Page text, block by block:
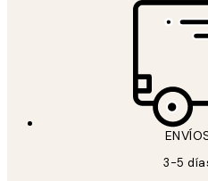
3-5